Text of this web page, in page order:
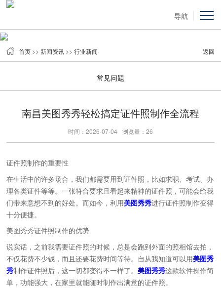
导航
首页 >>新闻资讯 >>行业新闻 返回
南昌美图秀秀轻松搞定证件照制作全流程
时间：2026-07-04 浏览量：26
证件照制作的重要性
在生活中的许多场合，我们都需要用到证件照，比如求职、考试、办
理各类证件等等。一张符合要求且看起来精神的证件照，可能会给我
们带来意想不到的好处。而如今，利用美图秀秀进行证件照制作变得
十分便捷。
美图秀秀证件照制作的优势
说实话，之前我需要证件照的时候，总是会跑到外面的照相馆去拍，
不仅花费不少钱，而且还要花费时间等待。自从我知道可以用美图秀
秀制作证件照后，这一切都变得不一样了。美图秀秀这款软件操作简
单，功能强大，在家里就能随时制作出满意的证件照。